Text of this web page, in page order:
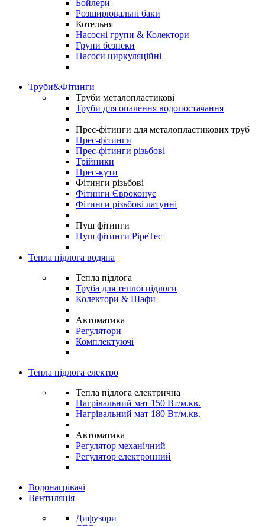
Бойлери
Розширювальні баки
Котельня
Насосні групи & Колектори
Групи безпеки
Насоси циркуляційні
Труби&Фітинги
Труби металопластикові
Труби для опалення водопостачання
Прес-фітинги для металопластикових труб
Прес-фітинги
Прес-фітинги різьбові
Трійники
Прес-кути
Фітинги різьбові
Фітинги Євроконус
Фітинги різьбові латунні
Пуш фітинги
Пуш фітинги PipeTec
Тепла підлога водяна
Тепла підлога
Труба для теплої підлоги
Колектори & Шафи
Автоматика
Регулятори
Комплектуючі
Тепла підлога електро
Тепла підлога електрична
Нагрівальний мат 150 Вт/м.кв.
Нагрівальний мат 180 Вт/м.кв.
Автоматика
Регулятор механічний
Регулятор електронний
Водонагрівачі
Вентиляція
Дифузори